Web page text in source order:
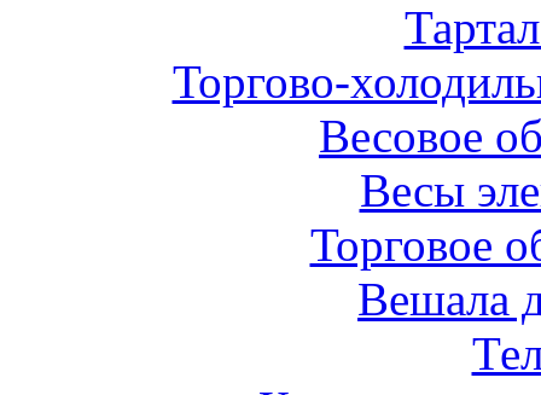
Торгово-
Весовое
Весы
Торговое
Вешала